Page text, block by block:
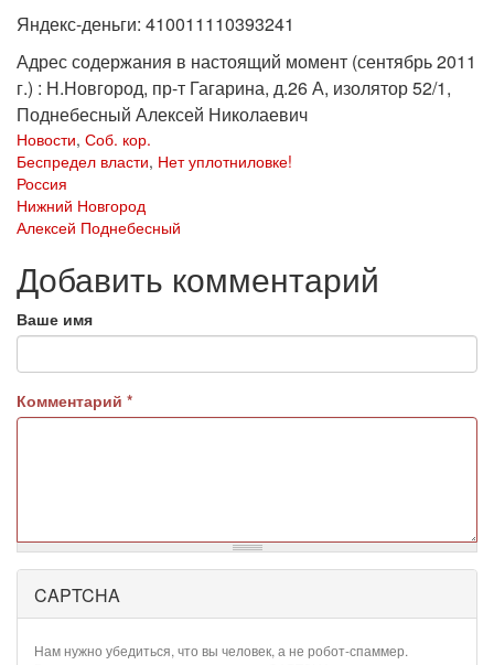
Яндекс-деньги: 410011110393241
Адрес содержания в настоящий момент (сентябрь 2011
г.) : Н.Новгород, пр-т Гагарина, д.26 А, изолятор 52/1,
Поднебесный Алексей Николаевич
Новости, Соб. кор.
Беспредел власти, Нет уплотниловке!
Россия
Нижний Новгород
Алексей Поднебесный
Добавить комментарий
Ваше имя
Комментарий *
Более
подробная
информация
CAPTCHA
Нам нужно убедиться, что вы человек, а не робот-спаммер.